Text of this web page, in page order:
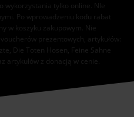
wykorzystania tylko online. NIe
Po wprowadzeniu kodu rabat
w koszyku zakupowym. Nie
prezentowych, artykułów:
Die Toten Hosen, Feine Sahne
artykułów z donacją w cenie.